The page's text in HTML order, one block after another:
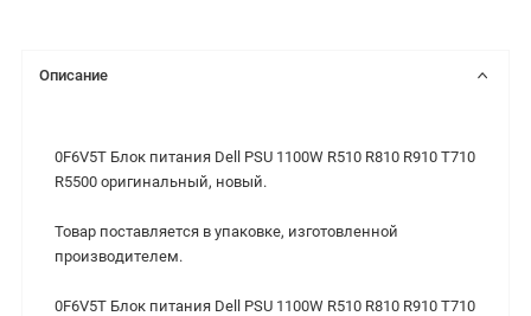
Описание
0F6V5T Блок питания Dell PSU 1100W R510 R810 R910 T710
R5500 оригинальный, новый.
Товар поставляется в упаковке, изготовленной
производителем.
0F6V5T Блок питания Dell PSU 1100W R510 R810 R910 T710